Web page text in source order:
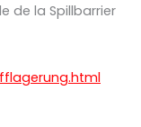
de la Spillbarrier